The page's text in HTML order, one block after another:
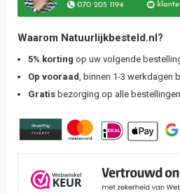
Waarom Natuurlijkbesteld.nl?
5% korting op uw volgende
Op vooraad, binnen 1-3 werkdagen
Gratis bezorging op alle